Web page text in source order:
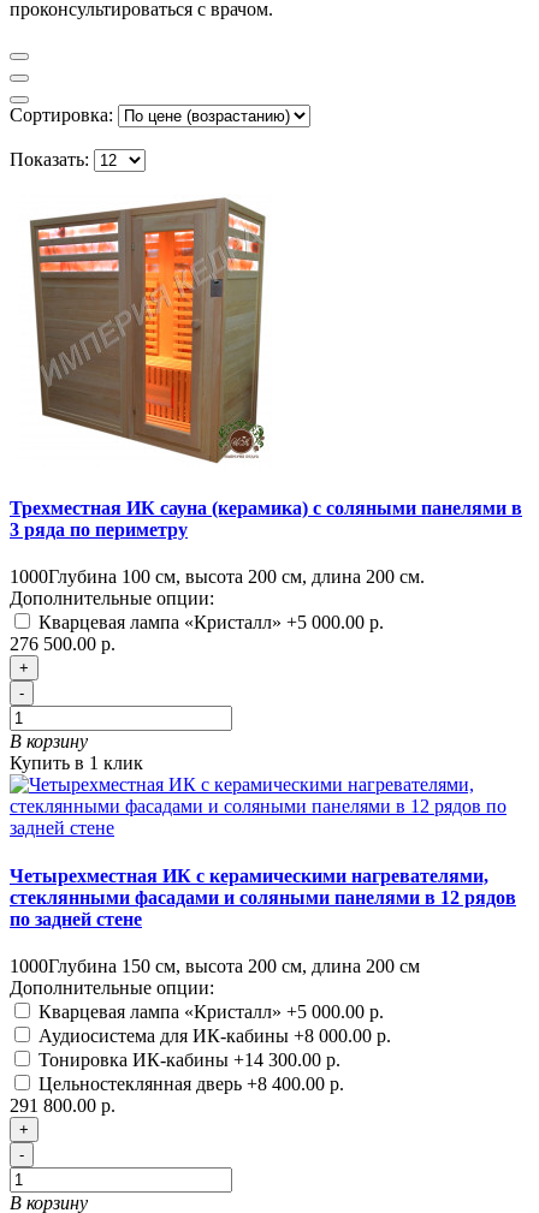
проконсультироваться с врачом.
Сортировка:
Показать:
Трехместная ИК сауна (керамика) с соляными панелями в
3 ряда по периметру
1000Глубина 100 см, высота 200 см, длина 200 см.
Дополнительные опции:
Кварцевая лампа «Кристалл» +5 000.00 р.
276 500.00 р.
+
-
В корзину
Купить в 1 клик
Четырехместная ИК с керамическими нагревателями,
стеклянными фасадами и соляными панелями в 12 рядов
по задней стене
1000Глубина 150 см, высота 200 см, длина 200 см
Дополнительные опции:
Кварцевая лампа «Кристалл» +5 000.00 р.
Аудиосистема для ИК-кабины +8 000.00 р.
Тонировка ИК-кабины +14 300.00 р.
Цельностеклянная дверь +8 400.00 р.
291 800.00 р.
+
-
В корзину